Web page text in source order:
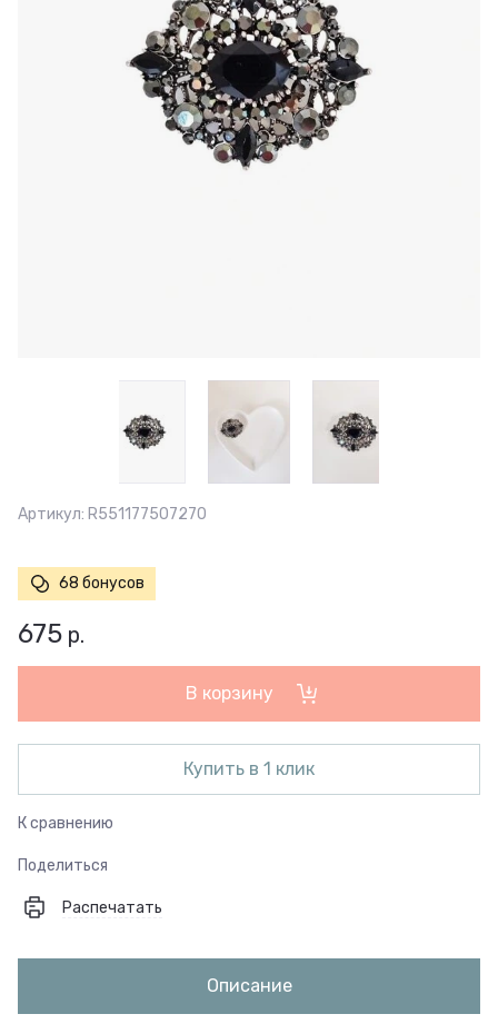
Артикул: R551177507270
68 бонусов
675 р.
В корзину
Купить в 1 клик
К сравнению
Поделиться
Распечатать
Описание